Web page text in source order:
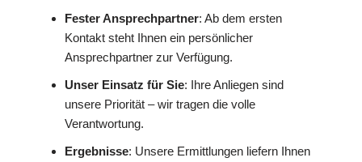
Fester Ansprechpartner: Ab dem ersten
Kontakt steht Ihnen ein persönlicher
Ansprechpartner zur Verfügung.
Unser Einsatz für Sie: Ihre Anliegen sind
unsere Priorität – wir tragen die volle
Verantwortung.
Ergebnisse: Unsere Ermittlungen liefern Ihnen